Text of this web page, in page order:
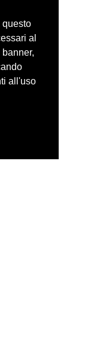
questo
al
all'uso
2026